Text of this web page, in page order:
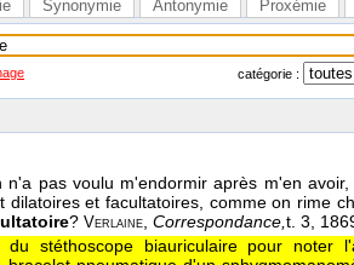
Synonymie Antonymie Proxémie
catégorie :
pas voulu m'endormir après m'en
dilatoires et facultatoires, comme on rime
? Verlaine, Correspondance,t. 3,
du stéthoscope biauriculaire pour noter